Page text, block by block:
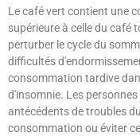
Le café vert contient une
supérieure à celle du café
perturber le cycle du
difficultés
consommation tardive
d'insomnie. Les
antécédents de troubles
consommation ou éviter